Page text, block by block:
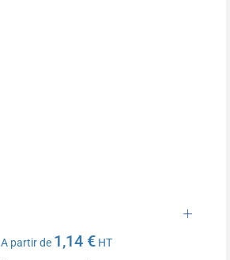
A partir de 1,14 € HT